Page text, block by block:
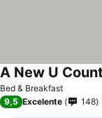
Bed & Breakfast
A New U
9,5 Excelente 148